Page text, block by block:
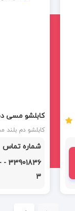
کابلشو مسی دم
صنعتی است که
خود، از جمله
بلند برای نصب
شرایط محیطی،
شماره تماس
3